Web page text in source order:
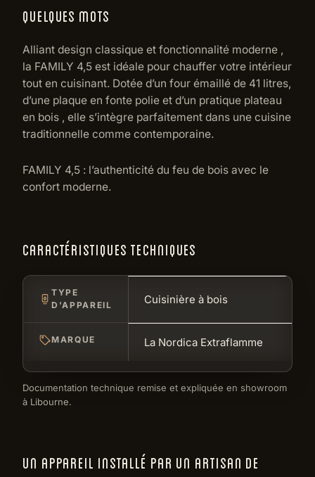
QUELQUES MOTS
Alliant design classique et fonctionnalité moderne ,
la FAMILY 4,5 est idéale pour chauffer votre intérieur
tout en cuisinant. Dotée d’un four émaillé de 41 litres,
d’une plaque en fonte polie et d’un pratique plateau
en bois , elle s’intègre parfaitement dans une cuisine
traditionnelle comme contemporaine.
FAMILY 4,5 : l’authenticité du feu de bois avec le
confort moderne.
CARACTÉRISTIQUES TECHNIQUES
TYPE
D'APPAREIL
Cuisinière à bois
MARQUE La Nordica Extraflamme
Documentation technique remise et expliquée en showroom
à Libourne.
UN APPAREIL INSTALLÉ PAR UN ARTISAN DE